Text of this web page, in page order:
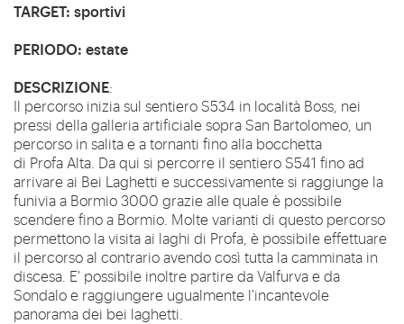
TARGET: sportivi
PERIODO: estate
DESCRIZIONE:
Il percorso inizia sul sentiero S534 in località Boss, nei
pressi della galleria artificiale sopra San Bartolomeo, un
percorso in salita e a tornanti fino alla bocchetta
di Profa Alta. Da qui si percorre il sentiero S541 fino ad
arrivare ai Bei Laghetti e successivamentesi raggiunge la
funivia a Bormio 3000 grazie alle quale è possibile
scendere fino a Bormio. Molte varianti di questo percorso
permettono la visita ai laghi di Profa, è possibile effettuare
il percorso al contrario avendo così tutta la camminata in
discesa. E' possibile inoltre partire da Valfurva e da
Sondalo e raggiungere ugualmente l'incantevole
panorama dei bei laghetti.